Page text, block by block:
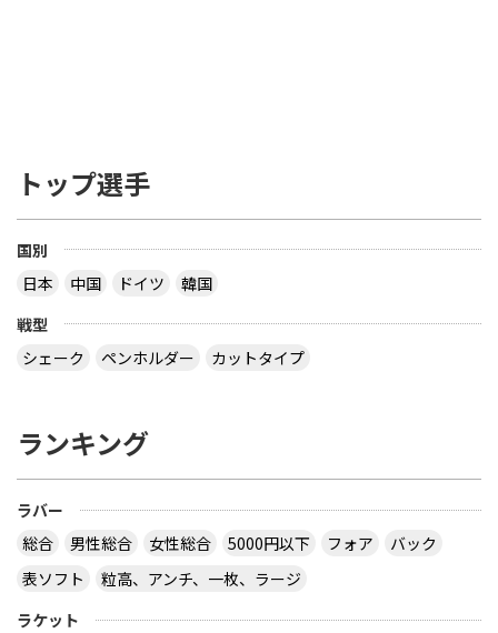
レードの厚さで 85% は天然木材でなくてはならな
い とすると、接着層の厚さは ３枚合板で 15 / 2 ＝
7.5% 以下 ５枚合板で 15 / 4 ＝ 3.75% 以下 ７枚合
なら接着層 15% もありえますね 【質問】 （１）卓
ラケットで フォア面に近い所に 厚い接着層を入れ
る想定をしたのでしょうか？
いケースもあり得ますよ。 ２枚合板、昔にあったセ
板だったか、４枚合板だったかは忘れましたが。
サイトを見る
トップ選手
国別
日本
中国 ドイツ
韓国
戦型
シェーク
ペンホルダー カットタイプ
ランキング
ラバー
総合
男性総合 女性総合 5000円以下 フォア
バック
表ソフト
粒高、アンチ、一枚、ラージ
ラケット